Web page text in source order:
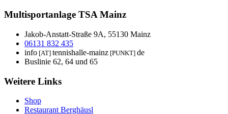
Multisportanlage TSA Mainz
Jakob-Anstatt-Straße 9A, 55130 Mainz
06131 832 435
info [AT] tennishalle-mainz [PUNKT] de
Buslinie 62, 64 und 65
Weitere Links
Shop
Restaurant Berghäusl